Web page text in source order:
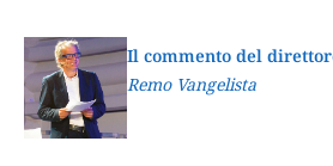
Il commento del
Remo Vangelista